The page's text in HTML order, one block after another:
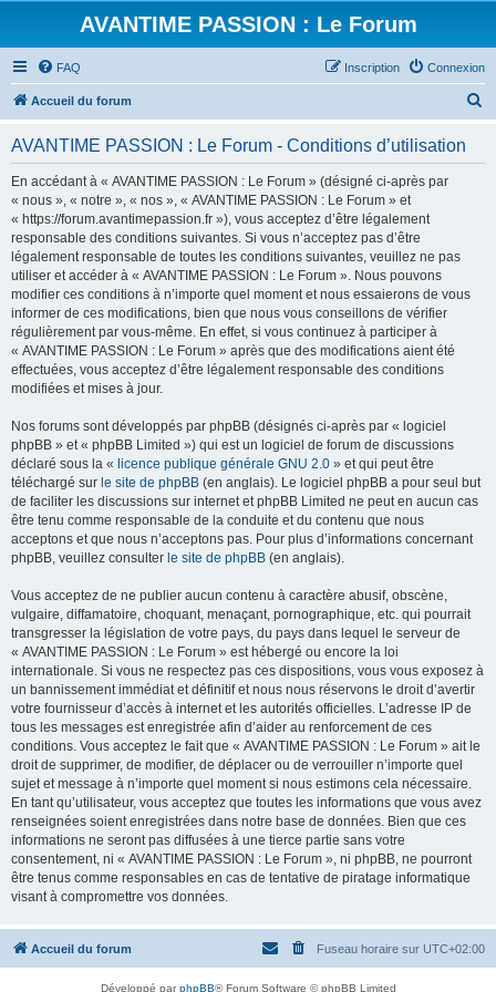
AVANTIME PASSION : Le Forum
FAQ Connexion
Inscription
Accueil du forum
AVANTIME PASSION : Le Forum - Conditions d’utilisation
En accédant à « AVANTIME PASSION : Le Forum » (désigné ci-après par
« nous », « notre », « nos », « AVANTIME PASSION : Le Forum » et
« https://forum.avantimepassion.fr »), vous acceptez d’être légalement
responsable des conditions suivantes. Si vous n’acceptez pas d’être
légalement responsable de toutes les conditions suivantes, veuillez ne pas
utiliser et accéder à « AVANTIME PASSION : Le Forum ». Nous pouvons
modifier ces conditions à n’importe quel moment et nous essaierons de vous
informer de ces modifications, bien que nous vous conseillons de vérifier
régulièrement par vous-même. En effet, si vous continuez à participer à
« AVANTIME PASSION : Le Forum » après que des modifications aient été
effectuées, vous acceptez d’être légalement responsable des conditions
modifiées et mises à jour.
Nos forums sont développés par phpBB (désignés ci-après par « logiciel
phpBB » et « phpBB Limited ») qui est un logiciel de forum de discussions
déclaré sous la « licence publique générale GNU 2.0 » et qui peut être
téléchargé sur le site de phpBB (en anglais). Le logiciel phpBB a pour seul but
de faciliter les discussions sur internet et phpBB Limited ne peut en aucun cas
être tenu comme responsable de la conduite et du contenu que nous
acceptons et que nous n’acceptons pas. Pour plus d’informations concernant
phpBB, veuillez consulter le site de phpBB (en anglais).
Vous acceptez de ne publier aucun contenu à caractère abusif, obscène,
vulgaire, diffamatoire, choquant, menaçant, pornographique, etc. qui pourrait
transgresser la législation de votre pays, du pays dans lequel le serveur de
« AVANTIME PASSION : Le Forum » est hébergé ou encore la loi
internationale. Si vous ne respectez pas ces dispositions, vous vous exposez à
un bannissement immédiat et définitif et nous nous réservons le droit d’avertir
votre fournisseur d’accès à internet et les autorités officielles. L’adresse IP de
tous les messages est enregistrée afin d’aider au renforcement de ces
conditions. Vous acceptez le fait que « AVANTIME PASSION : Le Forum » ait le
droit de supprimer, de modifier, de déplacer ou de verrouiller n’importe quel
sujet et message à n’importe quel moment si nous estimons cela nécessaire.
En tant qu’utilisateur, vous acceptez que toutes les informations que vous avez
renseignées soient enregistrées dans notre base de données. Bien que ces
informations ne seront pas diffusées à une tierce partie sans votre
consentement, ni « AVANTIME PASSION : Le Forum », ni phpBB, ne pourront
être tenus comme responsables en cas de tentative de piratage informatique
visant à compromettre vos données.
Accueil du forum Fuseau horaire sur UTC+02:00
Développé parphpBB® Forum Software © phpBB Limited